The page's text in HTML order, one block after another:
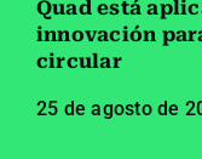
Empleados
Carreras
Quad está
innovación
circular
25 de agosto de